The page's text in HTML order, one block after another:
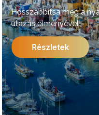
Hosszabbítsa meg a
utazás élményével!
Részletek